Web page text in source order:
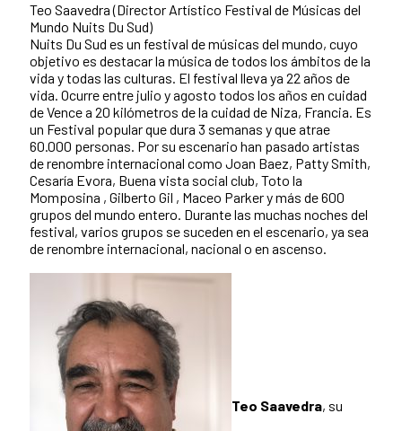
Teo Saavedra (Director Artístico Festival de Músicas del
Mundo Nuits Du Sud)
Nuits Du Sud es un festival de músicas del mundo, cuyo
objetivo es destacar la música de todos los ámbitos de la
vida y todas las culturas. El festival lleva ya 22 años de
vida. Ocurre entre julio y agosto todos los años en cuidad
de Vence a 20 kilómetros de la cuidad de Niza, Francia. Es
un Festival popular que dura 3 semanas y que atrae
60.000 personas. Por su escenario han pasado artistas
de renombre internacional como Joan Baez, Patty Smith,
Cesaría Evora, Buena vista social club, Toto la
Momposina , Gilberto Gil , Maceo Parker y más de 600
grupos del mundo entero. Durante las muchas noches del
festival, varios grupos se suceden en el escenario, ya sea
de renombre internacional, nacional o en ascenso.
Teo Saavedra, su